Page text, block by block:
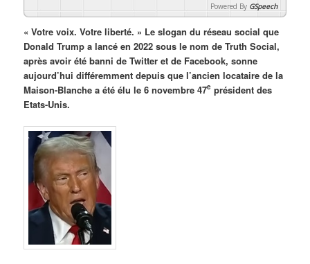
Powered By GSpeech
« Votre voix. Votre liberté. » Le slogan du réseau social que
Donald Trump a lancé en 2022 sous le nom de Truth Social,
après avoir été banni de Twitter et de Facebook, sonne
aujourd’hui différemment depuis que l’ancien locataire de la
Maison-Blanche a été élu le 6 novembre 47e président des
Etats-Unis.